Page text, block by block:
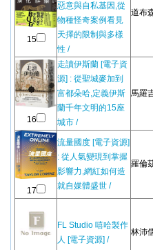
15
惡意與自私基因,從
物種怪奇案例看見
天擇的限制與多樣
性 /
道布
16
走讀伊斯蘭 [電子資
源] : 從聖城麥加到
富都朵哈,定義伊斯
蘭千年文明的15座
城市 /
馬羅
17
流量國度 [電子資源]
: 從人氣變現到掌握
影響力,網紅如何造
就自媒體盛世 /
羅倫
FL Studio 嘻哈製作
人 [電子資源] /
林沛